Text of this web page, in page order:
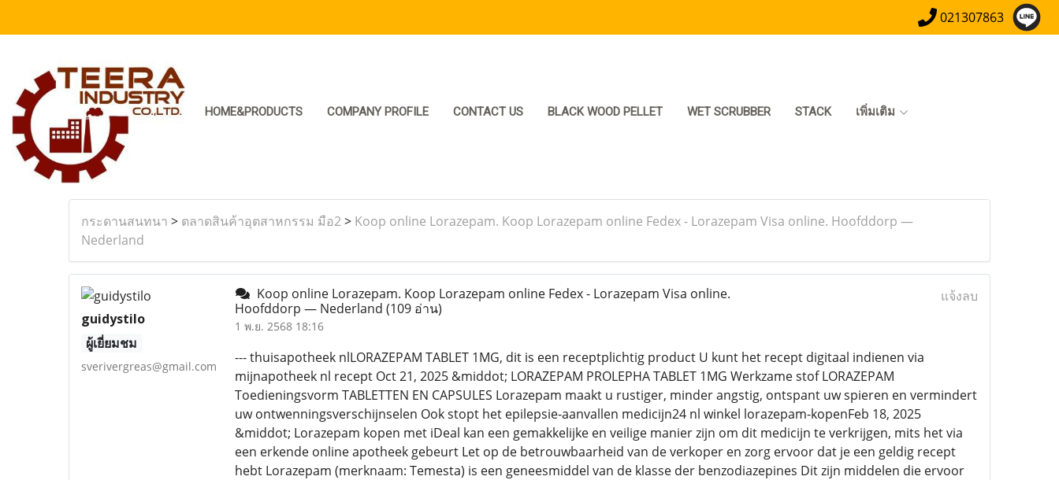
021307863
HOME&PRODUCTS COMPANY PROFILE CONTACT US BLACK WOOD PELLET WET SCRUBBER STACK เพิ่มเติม
กระดานสนทนา > ตลาดสินค้าอุตสาหกรรม มือ2> Koop online Lorazepam. Koop Lorazepam online Fedex - Lorazepam Visa online. Hoofddorp —
Nederland
guidystilo
ผู้เยี่ยมชม
sverivergreas@gmail.com
Koop online Lorazepam. Koop Lorazepam online Fedex - Lorazepam Visa online.
Hoofddorp — Nederland (109 อ่าน)
1 พ.ย. 2568 18:16
แจ้งลบ
--- thuisapotheek nlLORAZEPAM TABLET 1MG, dit is een receptplichtig product U kunt het recept digitaal indienen via
mijnapotheek nl recept Oct 21, 2025 &middot; LORAZEPAM PROLEPHA TABLET 1MG Werkzame stof LORAZEPAM
Toedieningsvorm TABLETTEN EN CAPSULES Lorazepam maakt u rustiger, minder angstig, ontspant uw spieren en vermindert
uw ontwenningsverschijnselen Ook stopt het epilepsie-aanvallen medicijn24 nl winkel lorazepam-kopenFeb 18, 2025
&middot; Lorazepam kopen met iDeal kan een gemakkelijke en veilige manier zijn om dit medicijn te verkrijgen, mits het via
een erkende online apotheek gebeurt Let op de betrouwbaarheid van de verkoper en zorg ervoor dat je een geldig recept
hebt Lorazepam (merknaam: Temesta) is een geneesmiddel van de klasse der benzodiazepines Dit zijn middelen die ervoor